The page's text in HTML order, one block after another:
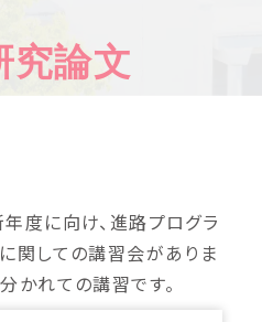
究論文
度に向け、進路プログラ
関しての講習会がありま
かれての講習です。